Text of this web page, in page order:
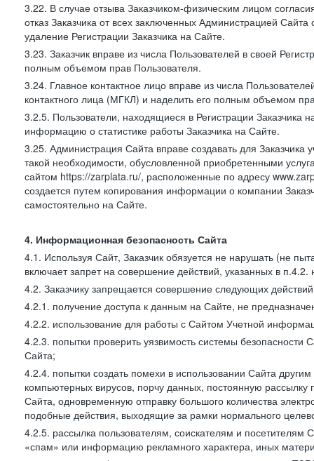
3.22. В случае отзыва Заказчиком-физическим лицом
отказ Заказчика от всех заключенных Администрацией
удаление Регистрации Заказчика на Сайте.
3.23. Заказчик вправе из числа Пользователей в своей
полным объемом прав Пользователя.
3.24. Главное контактное лицо вправе из числа
контактного лица (МГКЛ) и наделить его полным объемом
3.2.5. Пользователи, находящиеся в Регистрации Заказчика
информацию о статистике работы Заказчика на Сайте.
3.25. Администрация Сайта вправе создавать для
такой необходимости, обусловленной приобретенными
сайтом https://zarplata.ru/, расположенные по адресу
создается путем копирования информации о компании
самостоятельно на Сайте.
4. Информационная безопасность Сайта
4.1. Используя Сайт, Заказчик обязуется не нарушать (не
включает запрет на совершение действий, указанных в
4.2. Заказчику запрещается совершение следующих
4.2.1. получение доступа к данным на Сайте, не
4.2.2. использование для работы с Сайтом Учетной
4.2.3. попытки проверить уязвимость системы
Сайта;
4.2.4. попытки создать помехи в использовании Сайта
компьютерных вирусов, порчу данных, постоянную
Сайта, одновременную отправку большого количества
подобные действия, выходящие за рамки нормального
4.2.5. рассылка пользователям, соискателям и
«спам» или информацию рекламного характера, иных